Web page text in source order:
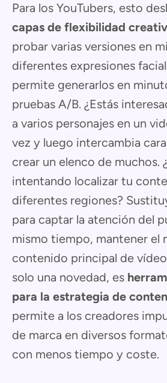
Para los YouTubers, esto
capas de flexibilidad
probar varias versiones en
diferentes expresiones
permite generarlos en
pruebas A/B. ¿Estás
a varios personajes en un
vez y luego intercambia
crear un elenco de muchos.
intentando localizar tu
diferentes regiones?
para captar la atención del
mismo tiempo, mantener el
contenido principal de
solo una novedad, es
para la estrategia de
permite a los creadores
de marca en diversos
con menos tiempo y coste.